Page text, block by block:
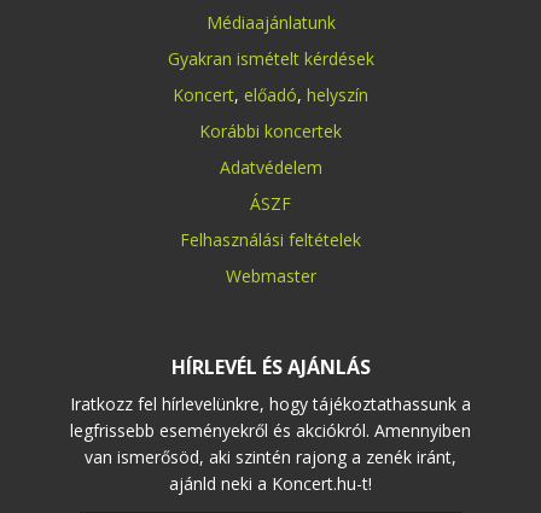
Médiaajánlatunk
Gyakran ismételt kérdések
Koncert, előadó, helyszín
Korábbi koncertek
Adatvédelem
ÁSZF
Felhasználási feltételek
Webmaster
HÍRLEVÉL ÉS AJÁNLÁS
Iratkozz fel hírlevelünkre, hogy tájékoztathassunk a
legfrissebb eseményekről és akciókról. Amennyiben
van ismerősöd, aki szintén rajong a zenék iránt,
ajánld neki a Koncert.hu-t!